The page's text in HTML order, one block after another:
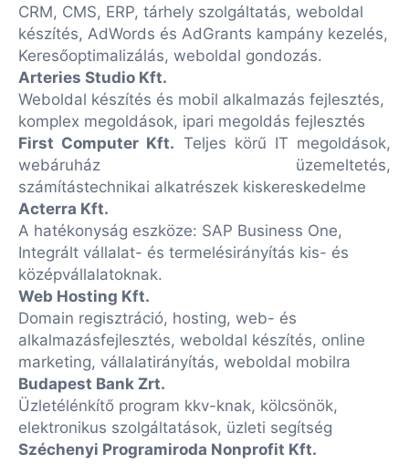
CRM, CMS, ERP, tárhely szolgáltatás, weboldal
készítés, AdWords és AdGrants kampány kezelés,
Keresőoptimalizálás, weboldal gondozás.
Arteries Studio Kft.
Weboldal készítés és mobil alkalmazás fejlesztés,
komplex megoldások, ipari megoldás fejlesztés
First Computer Kft. Teljes körű IT megoldások,
webáruház üzemeltetés,
számítástechnikai alkatrészek kiskereskedelme
Acterra Kft.
A hatékonyság eszköze: SAP Business One,
Integrált vállalat- és termelésirányítás kis- és
középvállalatoknak.
Web Hosting Kft.
Domain regisztráció, hosting, web- és
alkalmazásfejlesztés, weboldal készítés, online
marketing, vállalatirányítás, weboldal mobilra
Budapest Bank Zrt.
Üzletélénkítő program kkv-knak, kölcsönök,
elektronikus szolgáltatások, üzleti segítség
Széchenyi Programiroda Nonprofit Kft.